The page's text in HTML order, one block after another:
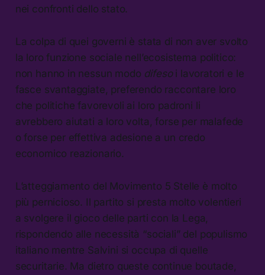
nei confronti dello stato.
La colpa di quei governi è stata di non aver svolto
la loro funzione sociale nell’ecosistema politico:
non hanno in nessun modo difesoi lavoratori e le
fasce svantaggiate, preferendo raccontare loro
che politiche favorevoli ai loro padroni li
avrebbero aiutati a loro volta, forse per malafede
o forse per effettiva adesione a un credo
economico reazionario.
L’atteggiamento del Movimento 5 Stelle è molto
più pernicioso. Il partito si presta molto volentieri
a svolgere il gioco delle parti con la Lega,
rispondendo alle necessità “sociali” del populismo
italiano mentre Salvini si occupa di quelle
securitarie. Ma dietro queste continue boutade,